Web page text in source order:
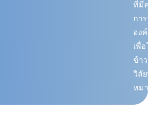
ที่มีคุ
การ
องค์
เพื่อ
ข้าว
วิสัย
หมา